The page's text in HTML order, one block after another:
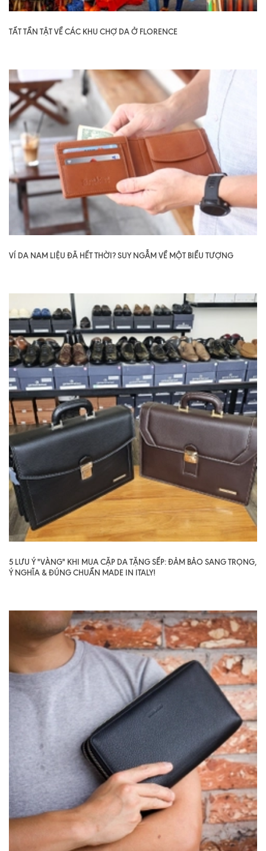
TẤT TẦN TẬT VỀ CÁC KHU CHỢ DA Ở FLORENCE
VÍ DA NAM LIỆU ĐÃ HẾT THỜI? SUY NGẪM VỀ MỘT BIỂU TƯỢNG
5 LƯU Ý "VÀNG" KHI MUA CẶP DA TẶNG SẾP: ĐẢM BẢO SANG TRỌNG,
Ý NGHĨA & ĐÚNG CHUẨN MADE IN ITALY!